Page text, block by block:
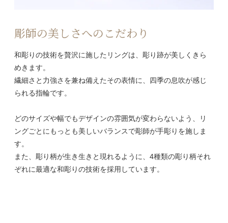
彫師の美しさへのこだわり
和彫りの技術を贅沢に施したリングは、彫り跡が美しくきら
めきます。
繊細さと力強さを兼ね備えたその表情に、四季の息吹が感じ
られる指輪です。
どのサイズや幅でもデザインの雰囲気が変わらないよう、リ
ングごとにもっとも美しいバランスで彫師が手彫りを施しま
す。
また、彫り柄が生き生きと現れるように、4種類の彫り柄それ
ぞれに最適な和彫りの技術を採用しています。